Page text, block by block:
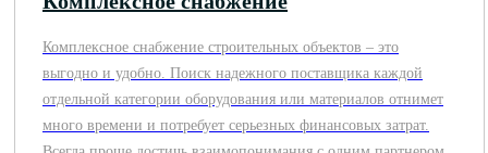
Комплексное снабжение строительных объектов – это
выгодно и удобно. Поиск надежного поставщика каждой
отдельной категории оборудования или материалов отнимет
много времени и потребует серьезных финансовых затрат.